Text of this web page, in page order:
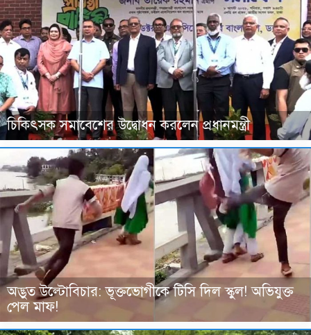
চিকিৎসক সমাবেশের উদ্বোধন করলেন প্রধানমন্ত্রী
অদ্ভুত উল্টোবিচার: ভূক্তভোগীকে টিসি দিল স্কুল! অভিযুক্ত
পেল মাফ!